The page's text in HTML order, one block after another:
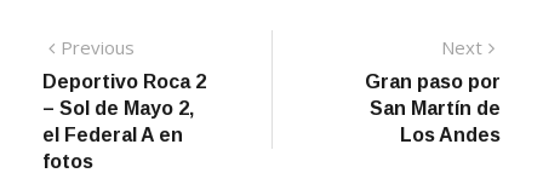
Navegación
de
entradas
Previous
post:
Deportivo Roca 2
– Sol de Mayo 2,
el Federal A en
fotos
Next
Gran paso por
San Martín de
Los Andes